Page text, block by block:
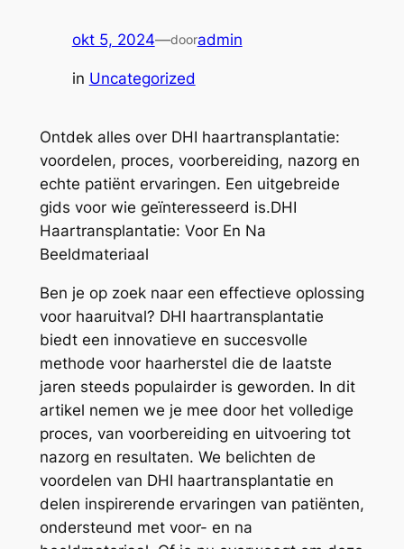
okt 5, 2024—dooradmin
in Uncategorized
Ontdek alles over DHI haartransplantatie:
voordelen, proces, voorbereiding, nazorg en
echte patiënt ervaringen. Een uitgebreide
gids voor wie geïnteresseerd is.DHI
Haartransplantatie: Voor En Na
Beeldmateriaal
Ben je op zoek naar een effectieve oplossing
voor haaruitval? DHI haartransplantatie
biedt een innovatieve en succesvolle
methode voor haarherstel die de laatste
jaren steeds populairder is geworden. In dit
artikel nemen we je mee door het volledige
proces, van voorbereiding en uitvoering tot
nazorg en resultaten. We belichten de
voordelen van DHI haartransplantatie en
delen inspirerende ervaringen van patiënten,
ondersteund met voor- en na